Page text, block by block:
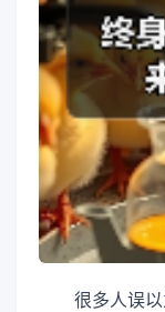
很多人误以